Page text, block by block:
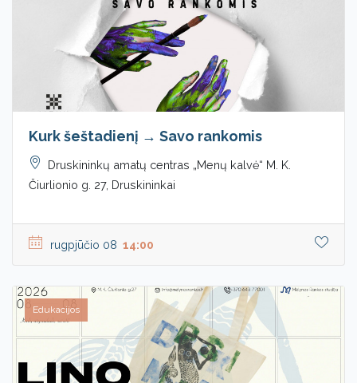
Kurk šeštadienį → Savo rankomis
Druskininkų amatų centras „Menų kalvė“ M. K.
Čiurlionio g. 27, Druskininkai
rugpjūčio 08 14:00
Edukacijos